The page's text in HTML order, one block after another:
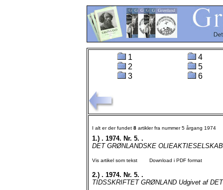
1
2
3
4
5
6
I alt er der fundet 8 artikler fra nummer 5 årgang 1974
1.) . 1974. Nr. 5. .
DET GRØNLANDSKE
Vis artikel som tekst Download i PDF format
2.) . 1974. Nr. 5. .
TIDSSKRIFTET GRØNLAND Udgivet af